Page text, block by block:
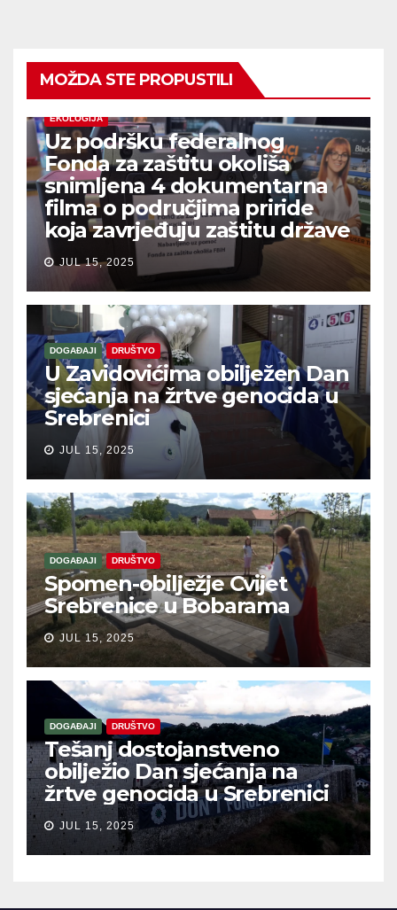
MOŽDA STE PROPUSTILI
EKOLOGIJA
Uz podršku federalnog
Fonda za zaštitu okoliša
snimljena 4 dokumentarna
filma o područjima priride
koja zavrjeđuju zaštitu države
JUL 15, 2025
DOGAĐAJI DRUŠTVO
U Zavidovićima obilježen Dan
sjećanja na žrtve genocida u
Srebrenici
JUL 15, 2025
DOGAĐAJI DRUŠTVO
Spomen-obilježje Cvijet
Srebrenice u Bobarama
JUL 15, 2025
DOGAĐAJI DRUŠTVO
Tešanj dostojanstveno
obilježio Dan sjećanja na
žrtve genocida u Srebrenici
JUL 15, 2025